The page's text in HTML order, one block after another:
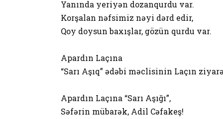
Yanında yeriyən dozanqurdu var.
Korşalan nəfsimiz nəyi dərd edir,
Qoy doysun baxışlar, gözün qurdu var.
Apardın Laçına
“Sarı Aşıq” ədəbi məclisinin Laçın
Apardın Laçına “Sarı Aşığı”,
Səfərin mübarək, Adil Cəfakeş!